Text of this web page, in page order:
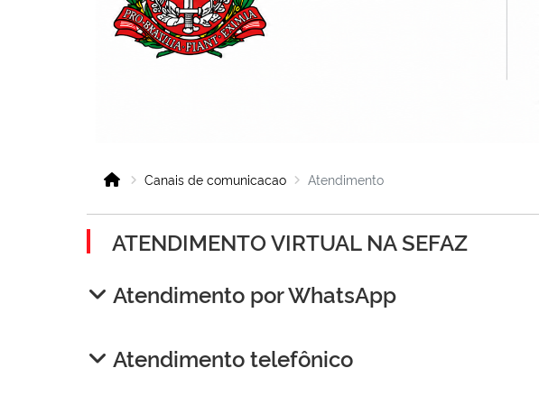
Canais de comunicacao Atendimento
ATENDIMENTO VIRTUAL NA SEFAZ
Atendimento por WhatsApp
Atendimento telefônico